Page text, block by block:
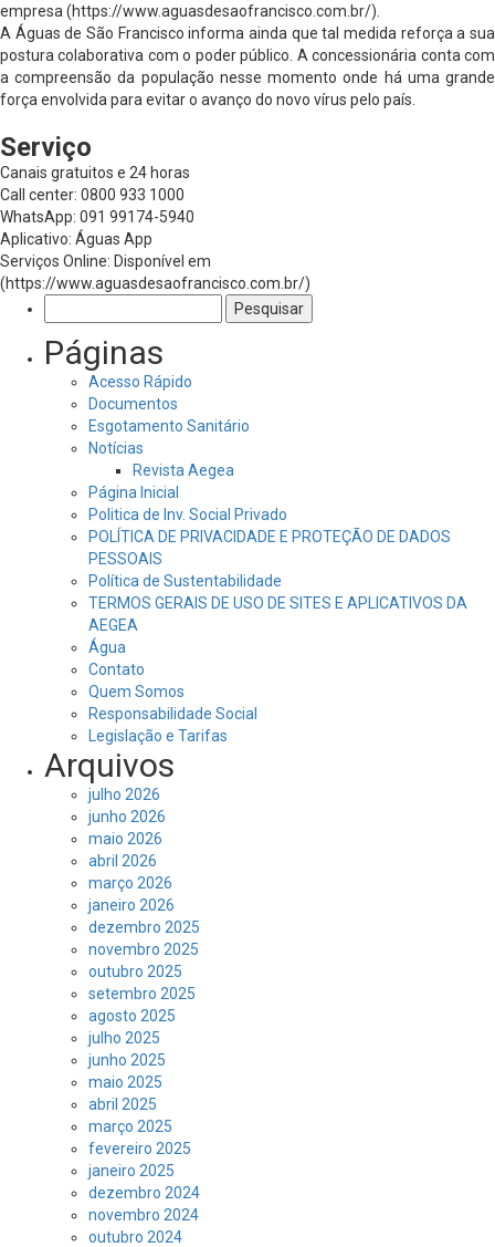
empresa (https://www.aguasdesaofrancisco.com.br/).
A Águas de São Francisco informa ainda que tal medida reforça a sua
postura colaborativa com o poder público. A concessionária conta com
a compreensão da população nesse momento onde há uma grande
força envolvida para evitar o avanço do novo vírus pelo país.
Serviço
Canais gratuitos e 24 horas
Call center: 0800 933 1000
WhatsApp: 091 99174-5940
Aplicativo: Águas App
Serviços Online: Disponível em
(https://www.aguasdesaofrancisco.com.br/)
por:
Páginas
Acesso Rápido
Documentos
Esgotamento Sanitário
Notícias
Revista Aegea
Página Inicial
Politica de Inv. Social Privado
POLÍTICA DE PRIVACIDADE E PROTEÇÃO DE DADOS
PESSOAIS
Política de Sustentabilidade
TERMOS GERAIS DE USO DE SITES E APLICATIVOS DA
AEGEA
Água
Contato
Quem Somos
Responsabilidade Social
Legislação e Tarifas
Arquivos
julho 2026
junho 2026
maio 2026
abril 2026
março 2026
janeiro 2026
dezembro 2025
novembro 2025
outubro 2025
setembro 2025
agosto 2025
julho 2025
junho 2025
maio 2025
abril 2025
março 2025
fevereiro 2025
janeiro 2025
dezembro 2024
novembro 2024
outubro 2024